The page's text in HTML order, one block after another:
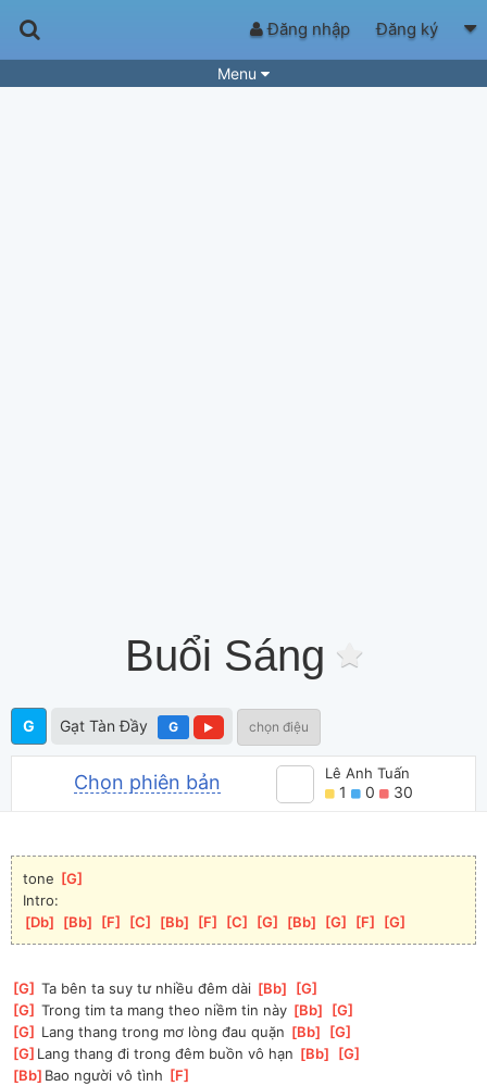
Đăng nhập Đăng ký
Menu
Buổi Sáng
G Gạt Tàn Đầy G chọn điệu
Chọn phiên bản Lê Anh Tuấn
1 0 30
tone [G
Intro:
[Db [Bb [F [C [Bb [F [C [G [Bb [G [F [G
[G ] Ta bên ta suy tư nhiều đêm dài [Bb [G
[G ] Trong tim ta mang theo niềm tin này [Bb [G
[G Lang thang trong mơ lòng đau quặn [Bb [G
[G ]Lang thang đi trong đêm buồn vô hạn [Bb [G
[Bb ]Bao người vô tình [F